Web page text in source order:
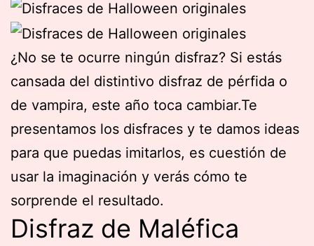
¿No se te ocurre ningún disfraz? Si estás
cansada del distintivo disfraz de pérfida o
de vampira, este año toca cambiar.Te
presentamos los disfraces y te damos ideas
para que puedas imitarlos, es cuestión de
usar la imaginación y verás cómo te
sorprende el resultado.
Disfraz de Maléfica